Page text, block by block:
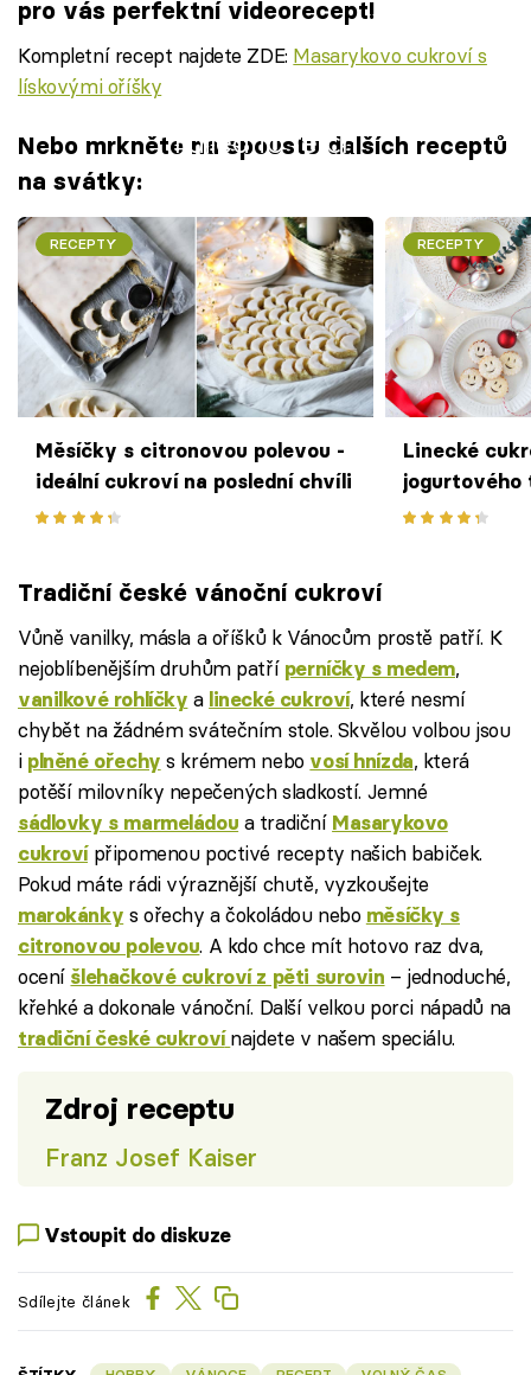
pro vás perfektní videorecept!
Kompletní recept najdete ZDE: Masarykovo cukroví s
lískovými oříšky
Failed to fetch
Nebo mrkněte na spoustu dalších receptů
na svátky:
RECEPTY
Měsíčky s citronovou polevou -
ideální cukroví na poslední chvíli
RECEPTY
Linecké
jogurtového
Tradiční české vánoční cukroví
Vůně vanilky, másla a oříšků k Vánocům prostě patří. K
nejoblíbenějším druhům patří perníčky s medem,
vanilkové rohlíčky a linecké cukroví, které nesmí
chybět na žádném svátečním stole. Skvělou volbou jsou
i plněné ořechy s krémem nebo vosí hnízda, která
potěší milovníky nepečených sladkostí. Jemné
sádlovky s marmeládou a tradiční Masarykovo
cukrovípřipomenou poctivé recepty našich babiček.
Pokud máte rádi výraznější chutě, vyzkoušejte
marokánky s ořechy a čokoládou nebo měsíčky s
citronovou polevou. A kdo chce mít hotovo raz dva,
ocení šlehačkové cukroví z pěti surovin – jednoduché,
křehké a dokonale vánoční. Další velkou porci nápadů na
tradiční české cukroví najdete v našem speciálu.
Zdroj receptu
Franz Josef Kaiser
Vstoupit do diskuze
Sdílejte článek